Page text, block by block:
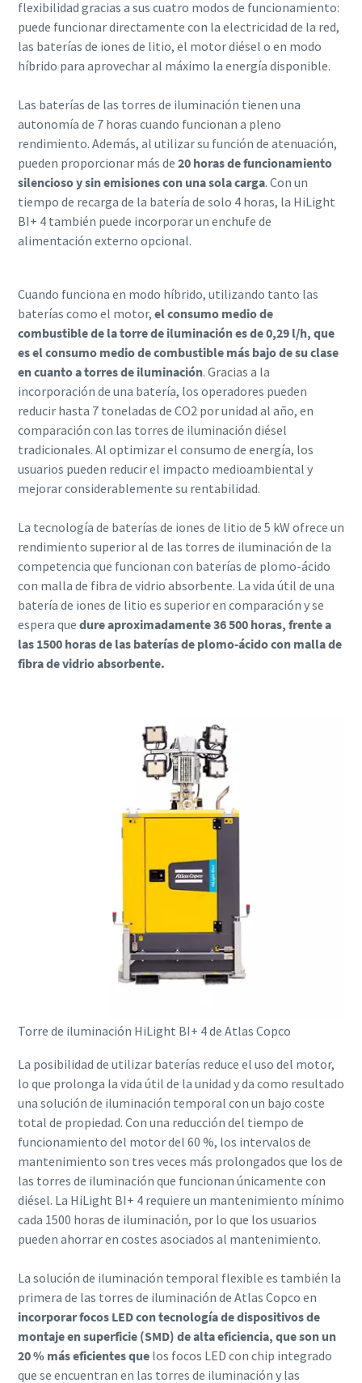
flexibilidad gracias a sus cuatro modos de funcionamiento:
puede funcionar directamente con la electricidad de la red,
las baterías de iones de litio, el motor diésel o en modo
híbrido para aprovechar al máximo la energía disponible.
Las baterías de las torres de iluminación tienen una
autonomía de 7 horas cuando funcionan a pleno
rendimiento. Además, al utilizar su función de atenuación,
pueden proporcionar más de 20 horas de funcionamiento
silencioso y sin emisiones con una sola carga. Con un
tiempo de recarga de la batería de solo 4 horas, la HiLight
BI+ 4 también puede incorporar un enchufe de
alimentación externo opcional.
Cuando funciona en modo híbrido, utilizando tanto las
baterías como el motor, el consumo medio de
combustible de la torre de iluminación es de 0,29 l/h, que
es el consumo medio de combustible más bajo de su clase
en cuanto a torres de iluminación. Gracias a la
incorporación de una batería, los operadores pueden
reducir hasta 7 toneladas de CO2 por unidad al año, en
comparación con las torres de iluminación diésel
tradicionales. Al optimizar el consumo de energía, los
usuarios pueden reducir el impacto medioambiental y
mejorar considerablemente su rentabilidad.
La tecnología de baterías de iones de litio de 5 kW ofrece un
rendimiento superior al de las torres de iluminación de la
competencia que funcionan con baterías de plomo-ácido
con malla de fibra de vidrio absorbente. La vida útil de una
batería de iones de litio es superior en comparación y se
espera que dure aproximadamente 36 500 horas, frente a
las 1500 horas de las baterías de plomo-ácido con malla de
fibra de vidrio absorbente.
Torre de iluminación HiLight BI+ 4 de Atlas Copco
La posibilidad de utilizar baterías reduce el uso del motor,
lo que prolonga la vida útil de la unidad y da como resultado
una solución de iluminación temporal con un bajo coste
total de propiedad. Con una reducción del tiempo de
funcionamiento del motor del 60 %, los intervalos de
mantenimiento son tres veces más prolongados que los de
las torres de iluminación que funcionan únicamente con
diésel. La HiLight BI+ 4 requiere un mantenimiento mínimo
cada 1500 horas de iluminación, por lo que los usuarios
pueden ahorrar en costes asociados al mantenimiento.
La solución de iluminación temporal flexible es también la
primera de las torres de iluminación de Atlas Copco en
incorporar focos LED con tecnología de dispositivos de
montaje en superficie (SMD) de alta eficiencia, que son un
20 % más eficientes quelos focos LED con chip integrado
que se encuentran en las torres de iluminación y las